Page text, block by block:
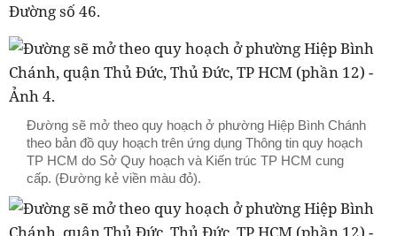
Đường số 46.
Đường sẽ mở theo quy hoạch ở phường Hiệp Bình Chánh
theo bản đồ quy hoạch trên ứng dụng Thông tin quy hoạch
TP HCM do Sở Quy hoạch và Kiến trúc TP HCM cung
cấp. (Đường kẻ viền màu đỏ).